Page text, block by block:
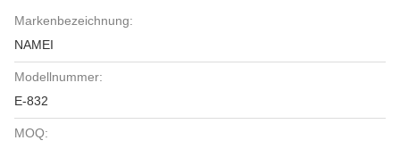
Markenbezeichnung:
NAMEI
Modellnummer:
E-832
MOQ: